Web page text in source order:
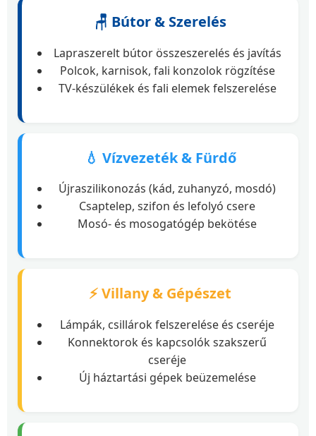
🪑 Bútor & Szerelés
Lapraszerelt bútor összeszerelés és javítás
Polcok, karnisok, fali konzolok rögzítése
TV-készülékek és fali elemek felszerelése
💧 Vízvezeték & Fürdő
Újraszilikonozás (kád, zuhanyzó, mosdó)
Csaptelep, szifon és lefolyó csere
Mosó- és mosogatógép bekötése
⚡ Villany & Gépészet
Lámpák, csillárok felszerelése és cseréje
Konnektorok és kapcsolók szakszerű
cseréje
Új háztartási gépek beüzemelése